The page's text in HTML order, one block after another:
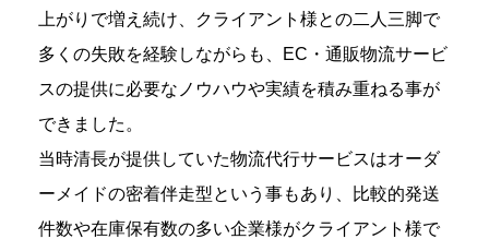
上がりで増え続け、クライアント様との二人三脚で
多くの失敗を経験しながらも、EC・通販物流サービ
スの提供に必要なノウハウや実績を積み重ねる事が
できました。
当時清長が提供していた物流代行サービスはオーダ
ーメイドの密着伴走型という事もあり、比較的発送
件数や在庫保有数の多い企業様がクライアント様で